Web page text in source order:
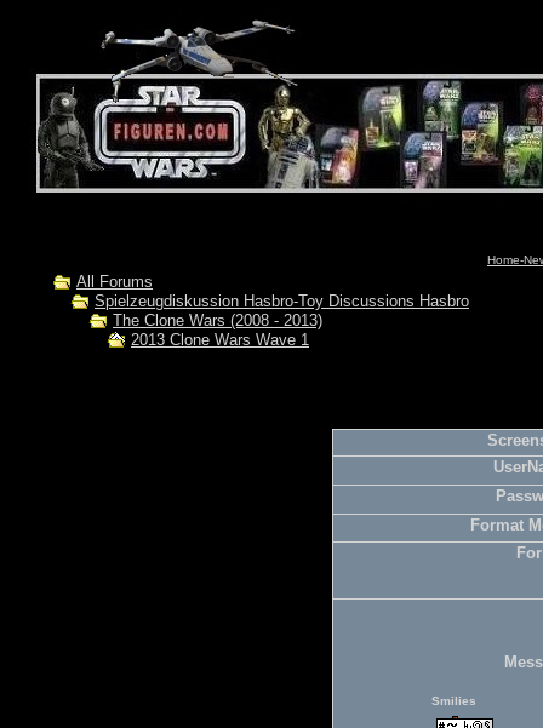
Home-
All Forums
Spielzeugdiskussion Hasbro-Toy Discussions Hasbro
The Clone Wars (2008 - 2013)
2013 Clone Wars Wave 1
Format
Smilies